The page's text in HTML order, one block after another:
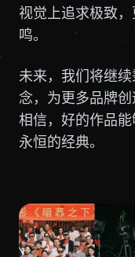
视觉上追求极致
鸣。
未来，我们将继
念，为更多品牌
相信，好的作品
永恒的经典。